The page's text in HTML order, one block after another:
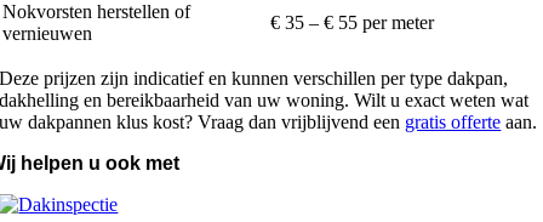
Nokvorsten herstellen of
vernieuwen
€ 35 – € 55 per meter
Deze prijzen zijn indicatief en kunnen verschillen per type dakpan,
dakhelling en bereikbaarheid van uw woning. Wilt u exact weten wat
uw dakpannen klus kost? Vraag dan vrijblijvend een gratis offerte aan.
helpen u ook met